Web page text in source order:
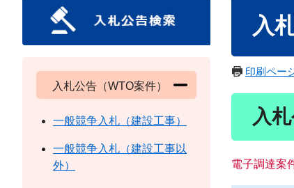
入
印刷ペー
入
電子調達案
入札公告（WTO案件）
一般競争入札（建設工事）
一般競争入札（建設工事以
外）